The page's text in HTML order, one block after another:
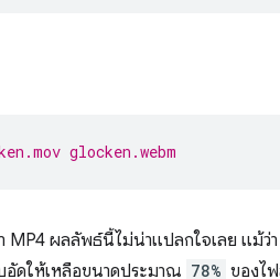
glocken.webm
า MP4 ผลลัพธ์นี้ไม่น่าแปลกใจเลย แม้
ดให้เหลือขนาดประมาณ 78% ของไ